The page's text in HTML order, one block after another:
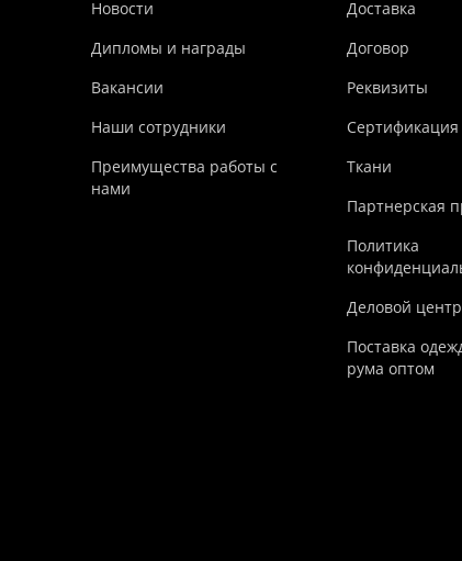
Новости
Дипломы и награды
Вакансии
Наши сотрудники
Преимущества работы с
нами
Доставка
Договор
Реквизиты
Сертификация
Ткани
Партнерская
Политика
Деловой
Поставка
рума оптом